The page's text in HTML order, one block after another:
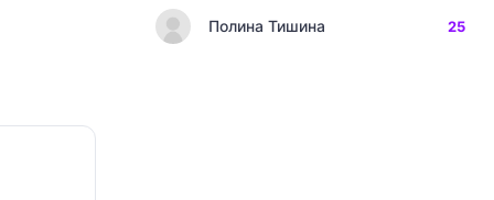
Полина Тишина 25